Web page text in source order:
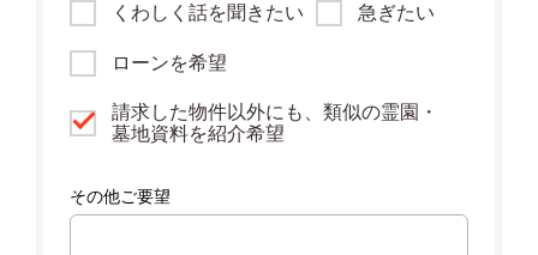
くわしく話を聞きたい 急ぎたい
ローンを希望
請求した物件以外にも、類似の霊園・
墓地資料を紹介希望
その他ご要望